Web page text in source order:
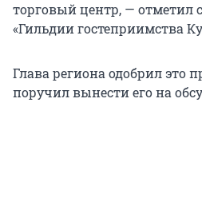
торговый центр, — отметил
«Гильдии гостеприимства
Глава региона одобрил это
поручил вынести его на